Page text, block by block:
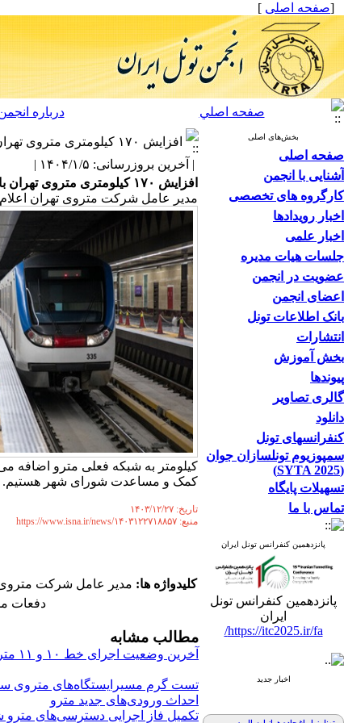
[صفحه اصلی ]
صفحه اصلي درباره
بخش‌های اصلی
صفحه اصلی
آشنایی با انجمن
کارگروه های تخصصی
اخبار رویدادها
اخبار علمی
جلسات هیات مدیره
عضویت در انجمن
اعضای انجمن
بانک اطلاعات تونل
انتشارات
بخش آموزش
پیوندها
گالری تصاویر
دانلود
کنفرانسهای تونل
سمپوزیوم تونلسازان جوان
(SYTA 2025)
تسهیلات پایگاه
تماس با ما
پانزدهمین کنفرانس تونل ایران
پانزدهمین کنفرانس تونل
ایران
https://itc2025.ir/fa/
اخبار جدید
تونل زیارباغ جاده هراز امسال به
افزایش ۱۷۰ کیلومتری متروی تهران با ساخت خطوط ۸ تا ۱۱ مترو
| آخرین بروزرسانی: ۱۴۰۴/۱/۵ |
افزایش ۱۷۰ کیلومتری متروی تهران با ساخت خطوط ۸ تا ۱۱ مترو
مدیر عامل شرکت متروی تهران اعلام کرد که با ساخت ۴ خط، جدید مترو، ۱۷۰
کمک و مساعدت شورای شهر هستیم.
تاریخ: ۱۴۰۳/۱۲/۲۷
منبع: https://www.isna.ir/news/۱۴۰۳۱۲۲۷۱۸۸۵۷
کلیدواژه ها: مدیر عامل شرکت متروی تهران | ساخت خطوط ۸ تا ۱۱ مترو تهران |
دفعات
مطالب مشابه
آخرین وضعیت اجرای خط ۱۰ و ۱۱ مترو
تست گرم مسیرایستگاه‌های متروی
احداث ورودی‌های جدید مترو
تکمیل فاز اجرایی دسترسی‌های مترو